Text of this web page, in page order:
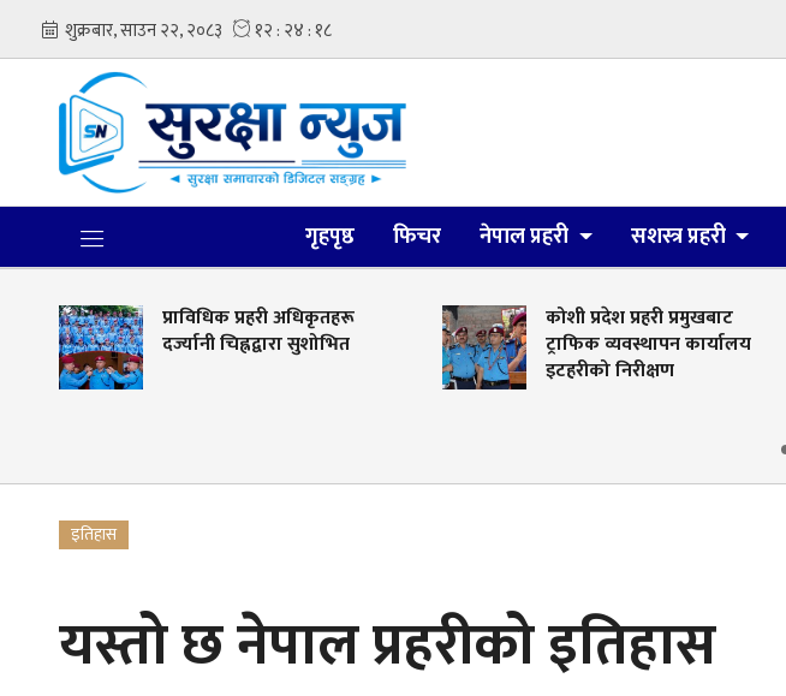
गृहपृष्ठ फिचर नेपाल प्रहरी सशस्त्र प्रहरी
प्राविधिक प्रहरी अधिकृतहरू
दर्ज्यानी चिह्नद्वारा सुशोभित
कोशी प्रदेश प्रहरी प्रमुखबाट
ट्राफिक व्यवस्थापन कार्यालय
इटहरीको निरीक्षण
इतिहास
यस्तो छ नेपाल प्रहरीको इतिहास